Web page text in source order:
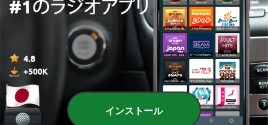
นิทานชาดก
子育てのラジオ「Teacher
Teacher」
インストール